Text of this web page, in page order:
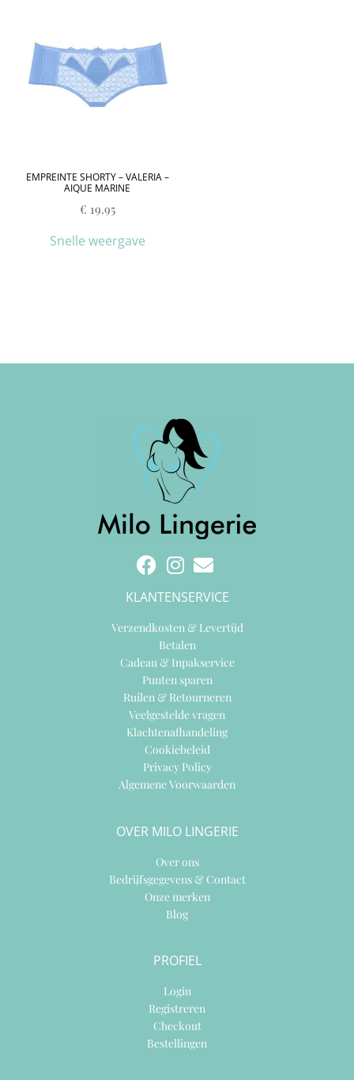
EMPREINTE SHORTY – VALERIA –
AIQUE MARINE
€ 19.95
Snelle weergave
KLANTENSERVICE
Verzendkosten & Levertijd
Betalen
Cadeau & Inpakservice
Punten sparen
Ruilen & Retourneren
Veelgestelde vragen
Klachtenafhandeling
Cookiebeleid
Privacy Policy
Algemene Voorwaarden
OVER MILO LINGERIE
Over ons
Bedrijfsgegevens & Contact
Onze merken
Blog
PROFIEL
Login
Registreren
Checkout
Bestellingen